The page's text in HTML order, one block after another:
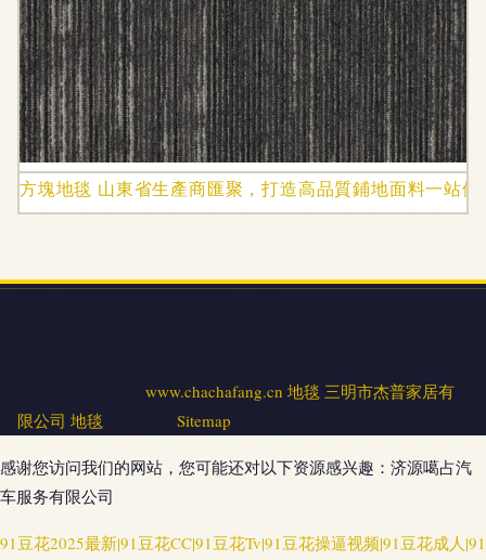
方塊地毯 山東省生產商匯聚，打造高品質鋪地面料一站供
www.chachafang.cn 地毯 三明市杰普家居有
限公司 地毯 Sitemap
感谢您访问我们的网站，您可能还对以下资源感兴趣：济源噶占汽
车服务有限公司
91豆花2025最新|91豆花CC|91豆花Tv|91豆花操逼视频|91豆花成人|91